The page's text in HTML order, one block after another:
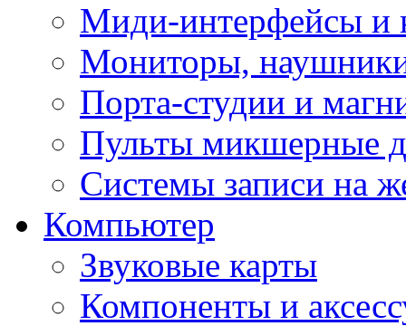
Миди-интерфейсы и
Мониторы,
Порта-студии и
Пульты микшерные
Системы записи на
Компьютер
Звуковые карты
Компоненты и